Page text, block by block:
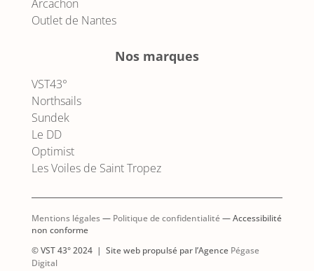
Arcachon
Outlet de Nantes
Nos marques
VST43°
Northsails
Sundek
Le DD
Optimist
Les Voiles de Saint Tropez
Mentions légales— Politique de confidentialité— Accessibilité
non conforme
© VST 43° 2024 | Site web propulsé par l’Agence Pégase
Digital